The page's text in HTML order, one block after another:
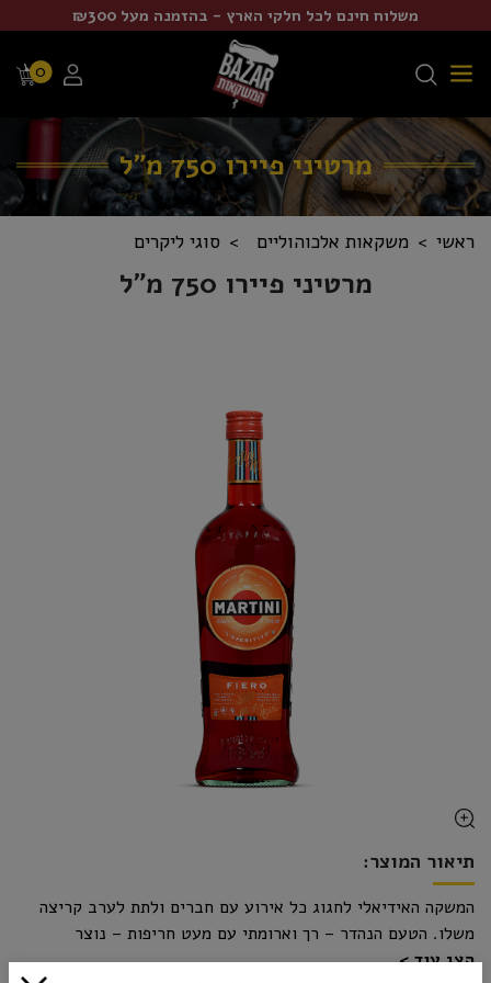
משלוח חינם לכל חלקי הארץ - בהזמנה מעל ₪300
0
מרטיני פיירו 750 מ"ל
ראשי משקאות אלכוהוליים סוגי ליקרים
מרטיני פיירו 750 מ"ל
תיאור המוצר:
המשקה האידיאלי לחגוג כל אירוע עם חברים ולתת לערב קריצה
משלו. הטעם הנהדר – רך וארומתי עם מעט חריפות – נוצר
בהשראת מסעותיו של לואיג’י רוסי. אפרטיף מרענן ופירותי, עם
הצג עוד